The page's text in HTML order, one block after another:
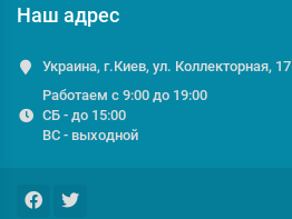
Наш адрес
Украина, г.Киев, ул. Коллекторная, 17
Работаем с 9:00 до 19:00
СБ - до 15:00
ВС - выходной